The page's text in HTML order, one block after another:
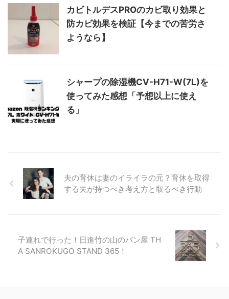
カビトルデスPROのカビ取り効果と
防カビ効果を検証【今までの苦労さ
ようなら】
シャープの除湿機CV-H71-W(7L)を
使ってみた感想「予想以上に使え
る」
夫の育休は妻のイライラの元？育休を取得
する夫が持つべき考え方と取るべき行動
子連れで行った！日進竹の山のパン屋 TH
A SANROKUGO STAND 365！